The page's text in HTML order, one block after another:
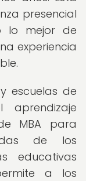
presencial
lo mejor de
experiencia
escuelas de
MBA para
de los
educativas
a los